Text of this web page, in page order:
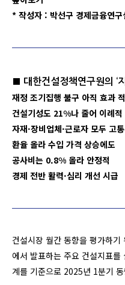
* 작성자 : 박선구 경제금융연구
■ 대한건설정책연구원의 ‘
재정 조기집행 불구 아직 효과
건설기성도 21%나 줄어 이례적
자재·장비업체·근로자 모두 고통
환율 올라 수입 가격 상승에도
공사비는 0.8% 올라 안정적
경제 전반 활력·심리 개선 시급
건설시장 월간 동향을 평가하
에서 발표하는 주요 건설지표
계를 기준으로 2025년 1분기